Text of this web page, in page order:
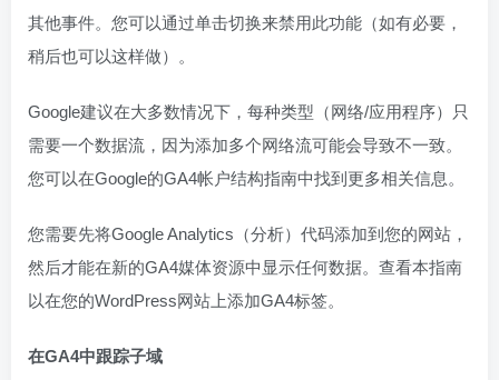
其他事件。您可以通过单击切换来禁用此功能（如有必要，
稍后也可以这样做）。
Google建议在大多数情况下，每种类型（网络/应用程序）只
需要一个数据流，因为添加多个网络流可能会导致不一致。
您可以在Google的GA4帐户结构指南中找到更多相关信息。
您需要先将Google Analytics（分析）代码添加到您的网站，
然后才能在新的GA4媒体资源中显示任何数据。查看本指南
以在您的WordPress网站上添加GA4标签。
在GA4中跟踪子域